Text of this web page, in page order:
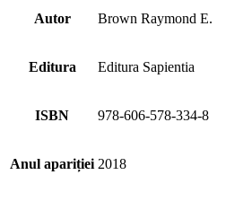
Autor Brown Raymond E.
Editura Editura Sapientia
ISBN 978-606-578-334-8
Anul apariției 2018